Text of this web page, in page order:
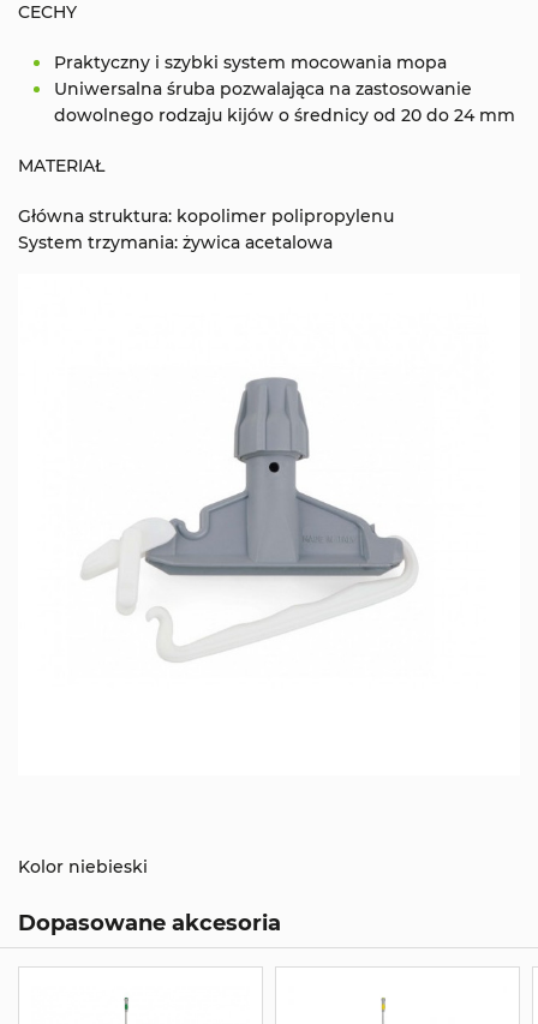
CECHY
Praktyczny i szybki system mocowania mopa
Uniwersalna śruba pozwalająca na zastosowanie
dowolnego rodzaju kijów o średnicy od 20 do 24 mm
MATERIAŁ
Główna struktura: kopolimer polipropylenu
System trzymania: żywica acetalowa
Kolor niebieski
Dopasowane akcesoria